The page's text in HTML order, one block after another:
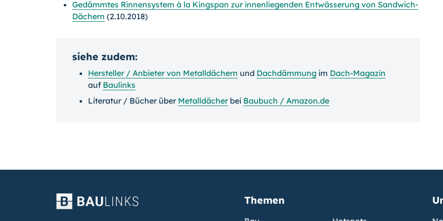
Gedämmtes Rinnensystem à la Kingspan zur innenliegenden Entwässerung von Sandwich-
Dächern (2.10.2018)
siehe zudem:
Hersteller / Anbieter von Metalldächern und Dachdämmung im Dach-Magazin
auf Baulinks
Literatur / Bücher über Metalldächerbei Baubuch / Amazon.de
Themen